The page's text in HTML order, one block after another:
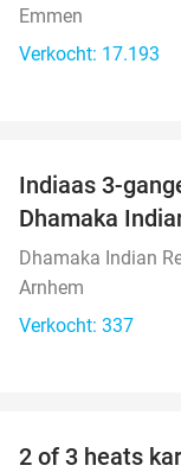
Emmen
Verkocht: 17.193
Indiaas 3-
Dhamaka
Dhamaka Indian
Arnhem
Verkocht: 337
2 of 3 heats